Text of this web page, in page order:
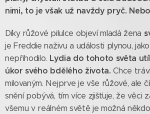
nimi, to je však už navždy pryč.
Díky růžové pilulce objeví mladá žena
je Freddie naživu a události plynou,
nepřihodilo. Lydia do tohoto světa
úkor svého bdělého života. Chce
milovaným. Nejprve je vše růžové, ale
snění pobývá, tím více zjišťuje, že věci
všemu v reálném světě je možná